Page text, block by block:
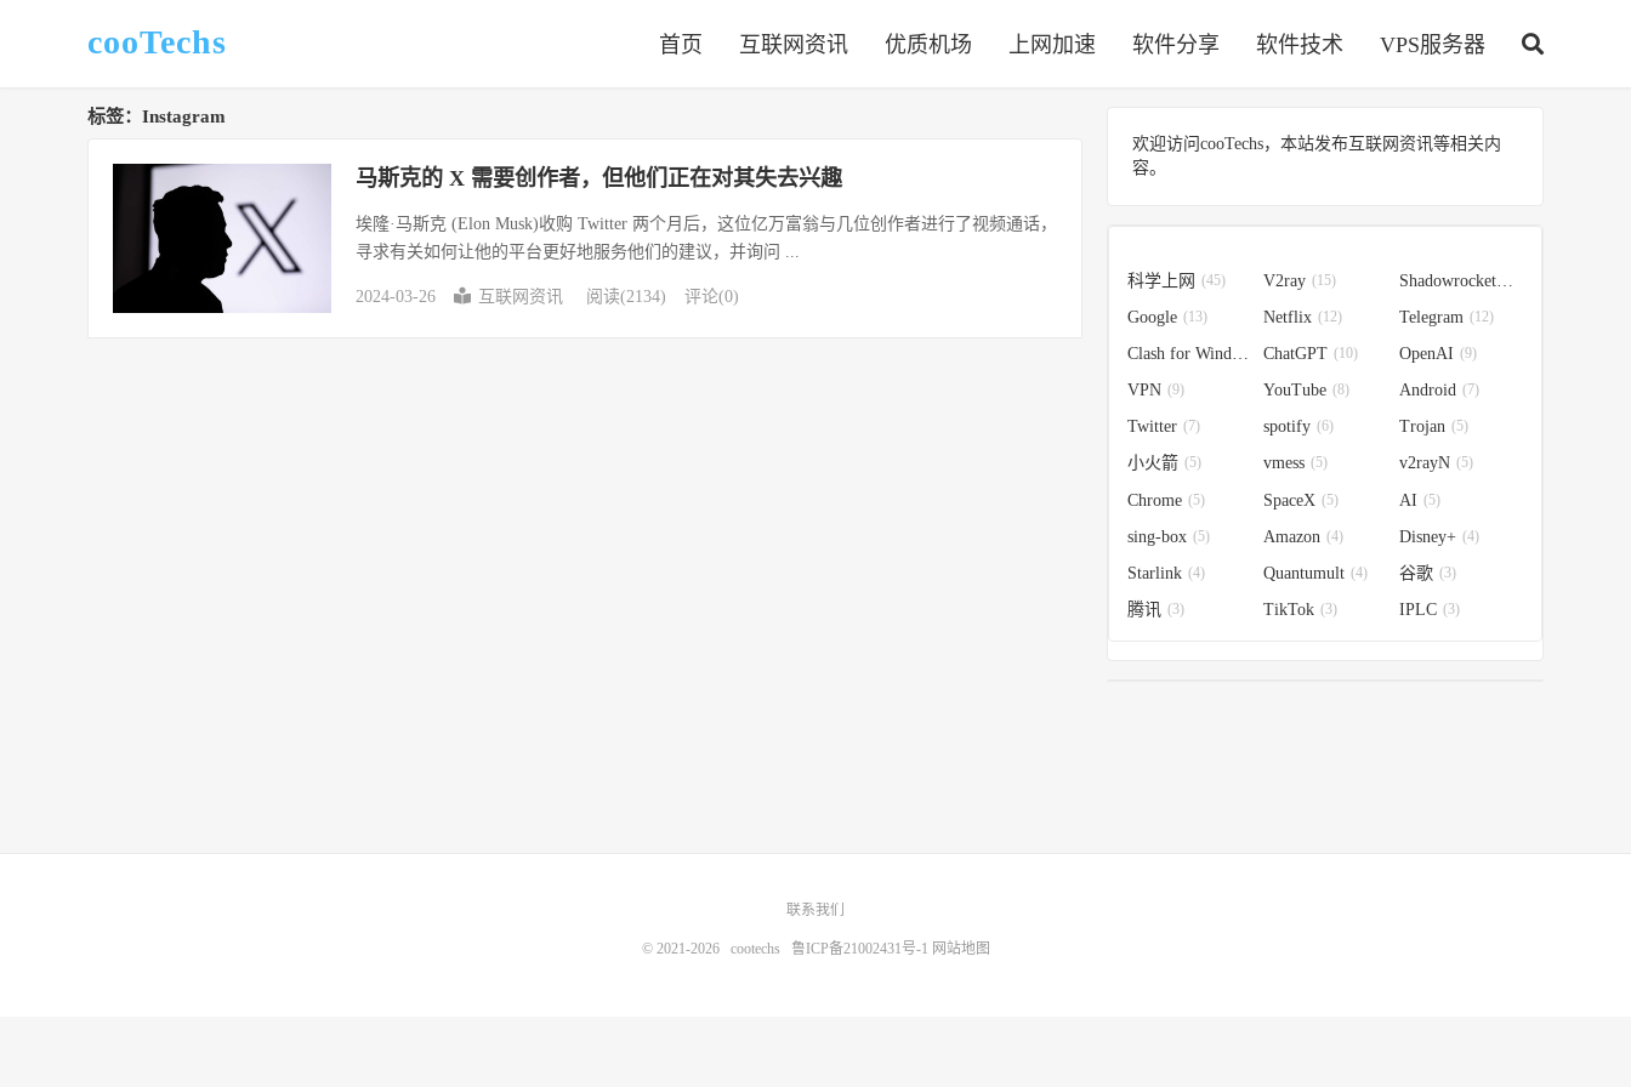
cooTechs 首页 互联网资讯 优质机场 上网加速 软件分享 软件技术 VPS服务器
标签：Instagram
马斯克的 X 需要创作者，但他们正在对其失去兴趣
埃隆·马斯克 (Elon Musk)收购 Twitter 两个月后，这位亿万富翁与几位创作者进行了视频通话，
寻求有关如何让他的平台更好地服务他们的建议，并询问 ...
2024-03-26 互联网资讯 阅读(2134) 评论(0)
欢迎访问cooTechs，本站发布互联网资讯等相关内
容。
科学上网 (45) V2ray (15) Shadowrocket
Google (13) Netflix (12) Telegram (12)
Clash for Windows (10)
ChatGPT (10) OpenAI (9)
VPN (9) YouTube (8) Android (7)
Twitter (7) spotify (6) Trojan (5)
小火箭 (5) vmess (5) v2rayN (5)
Chrome (5) SpaceX (5) AI (5)
sing-box (5) Amazon (4) Disney+ (4)
Starlink (4) Quantumult (4) 谷歌 (3)
腾讯 (3) TikTok (3) IPLC (3)
联系我们
© 2021-2026 cootechs 鲁ICP备21002431号-1 网站地图